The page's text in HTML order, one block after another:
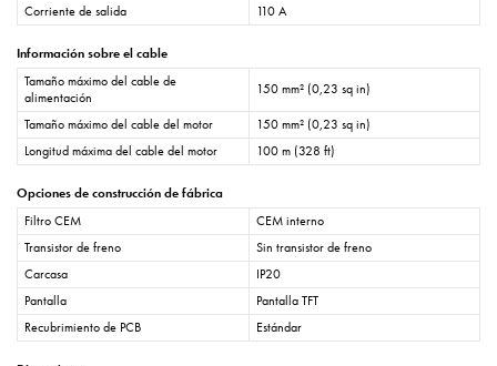
Corriente de salida
110 A
Información sobre el cable
Tamaño máximo del cable de
alimentación
150 mm² (0,23 sq in)
Tamaño máximo del cable del motor
150 mm² (0,23 sq in)
Longitud máxima del cable del motor
100 m (328 ft)
Opciones de construcción de fábrica
Filtro CEM
CEM interno
Transistor de freno
Sin transistor de freno
Carcasa
IP20
Pantalla
Pantalla TFT
Recubrimiento de PCB
Estándar